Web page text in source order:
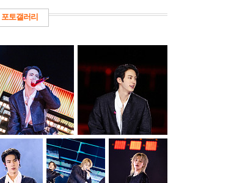
포토갤러리